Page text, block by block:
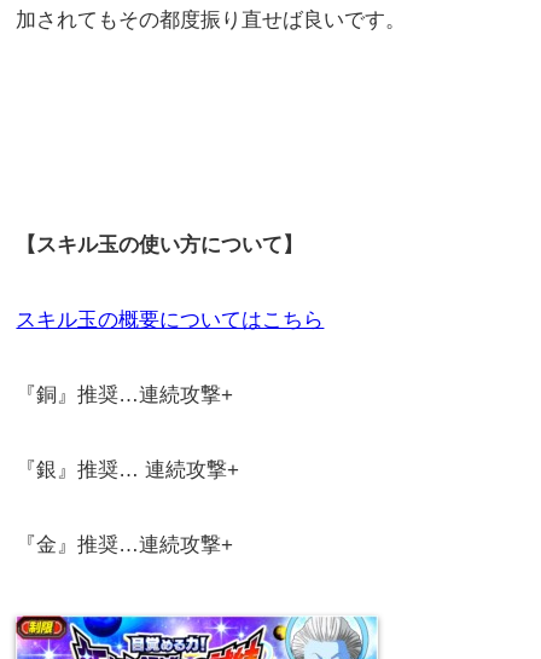
加されてもその都度振り直せば良いです。
【スキル玉の使い方について】
スキル玉の概要についてはこちら
『銅』推奨…連続攻撃+
『銀』推奨… 連続攻撃+
『金』推奨…連続攻撃+